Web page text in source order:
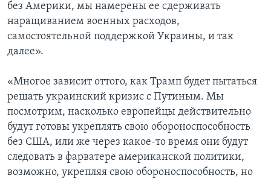
без Америки, мы намерены ее сдерживать
наращиванием военных расходов,
самостоятельной поддержкой Украины, и так
далее».
«Многое зависит оттого, как Трамп будет пытаться
решать украинский кризис с Путиным. Мы
посмотрим, насколько европейцы действительно
будут готовы укреплять свою обороноспособность
без США, или же через какое-то время они будут
следовать в фарватере американской политики,
возможно, укрепляя свою обороноспособность, но